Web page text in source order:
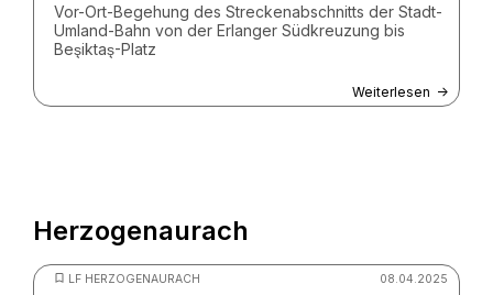
Vor-Ort-Begehung des Streckenabschnitts der Stadt-
Umland-Bahn von der Erlanger Südkreuzung bis
Beşiktaş-Platz
Weiterlesen
Herzogenaurach
LF HERZOGENAURACH 08.04.2025